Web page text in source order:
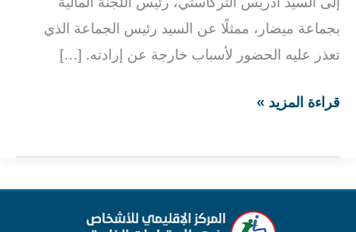
بجماعة ميضار، ممثلًا عن السيد رئيس الجماعة الذي
تعذر عليه الحضور لأسباب خارجة عن إرادته. […]
قراءة المزيد »